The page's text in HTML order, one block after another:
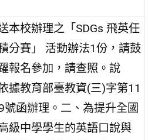
本校辦理之「SDGs 飛英任
分賽」 活動辦法1份，請鼓
報名參加，請查照。說
據教育部臺教資(三)字第11
函辦理。二、為提升全國
級中學學生的英語口說與